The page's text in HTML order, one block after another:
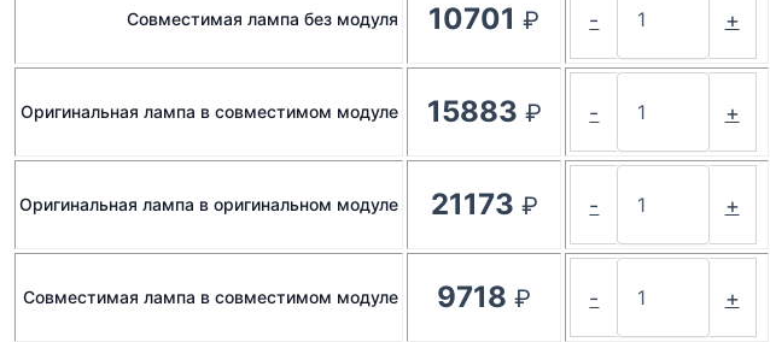
Совместимая лампа без модуля 10701 ₽ - +
Оригинальная лампа в совместимом модуле 15883 ₽ - +
Оригинальная лампа в оригинальном модуле 21173 ₽ - +
Совместимая лампа в совместимом модуле 9718 ₽ - +